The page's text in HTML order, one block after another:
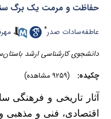
حفاظت و مرمت یک برگ
عاطفه‌سادات صدر* ،
دانشجوی کارشناسی ارشد
چکیده:
(۹۲۵۹ مشاهده)
آثار تاریخی و فرهنگی
اقتصادی، فنی و مذهبی